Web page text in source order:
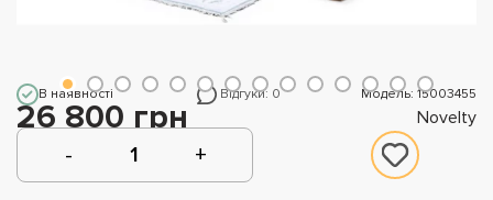
В наявності Відгуки: 0 Модель: 15003455
26 800 грн Novelty